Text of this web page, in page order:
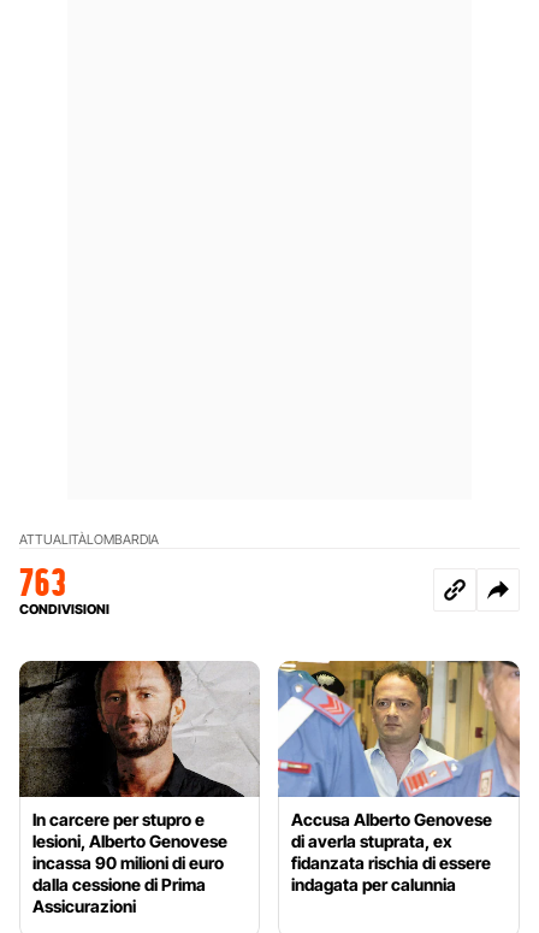
ATTUALITÀLOMBARDIA
763
CONDIVISIONI
In carcere per stupro e
lesioni, Alberto Genovese
incassa 90 milioni di euro
dalla cessione di Prima
Assicurazioni
Accusa Alberto Genovese
di averla stuprata, ex
fidanzata rischia di essere
indagata per calunnia